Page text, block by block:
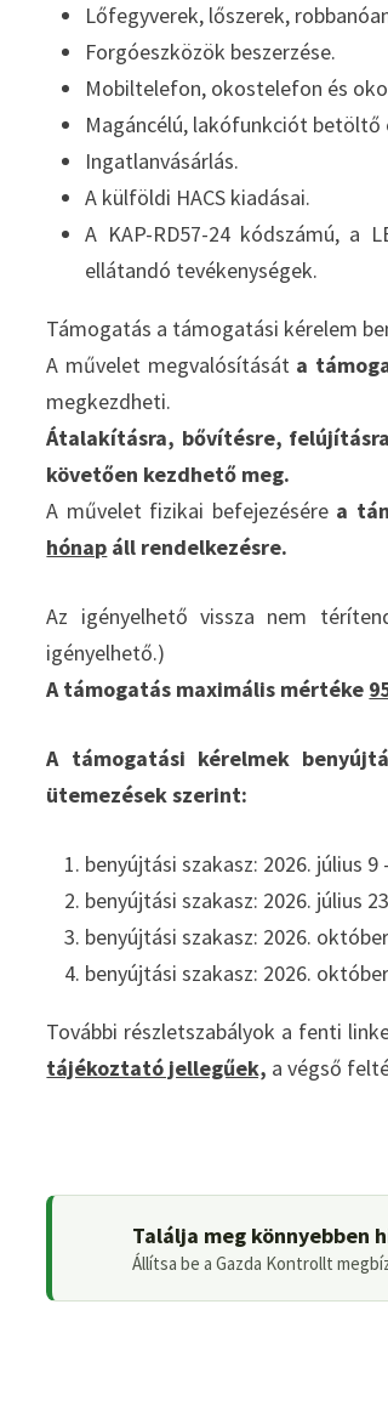
Lőfegyverek, lőszerek,
Forgóeszközök beszerzése.
Mobiltelefon, okostelefon és
Magáncélú, lakófunkciót
Ingatlanvásárlás.
A külföldi HACS kiadásai.
A KAP-RD57-24 kódszámú, a
ellátandó tevékenységek.
Támogatás a támogatási kérelem
A művelet megvalósítását a
megkezdheti.
Átalakításra, bővítésre, felújításra
követően kezdhető meg.
A művelet fizikai befejezésére a
hónap áll rendelkezésre.
Az igényelhető vissza nem
igényelhető.)
A támogatás maximális mértéke
A támogatási kérelmek
ütemezések szerint:
benyújtási szakasz: 2026. július 9
benyújtási szakasz: 2026. július
benyújtási szakasz: 2026.
benyújtási szakasz: 2026.
További részletszabályok a fenti
tájékoztató jellegűek, a végső
Találja meg könnyebben
Állítsa be a Gazda Kontrollt